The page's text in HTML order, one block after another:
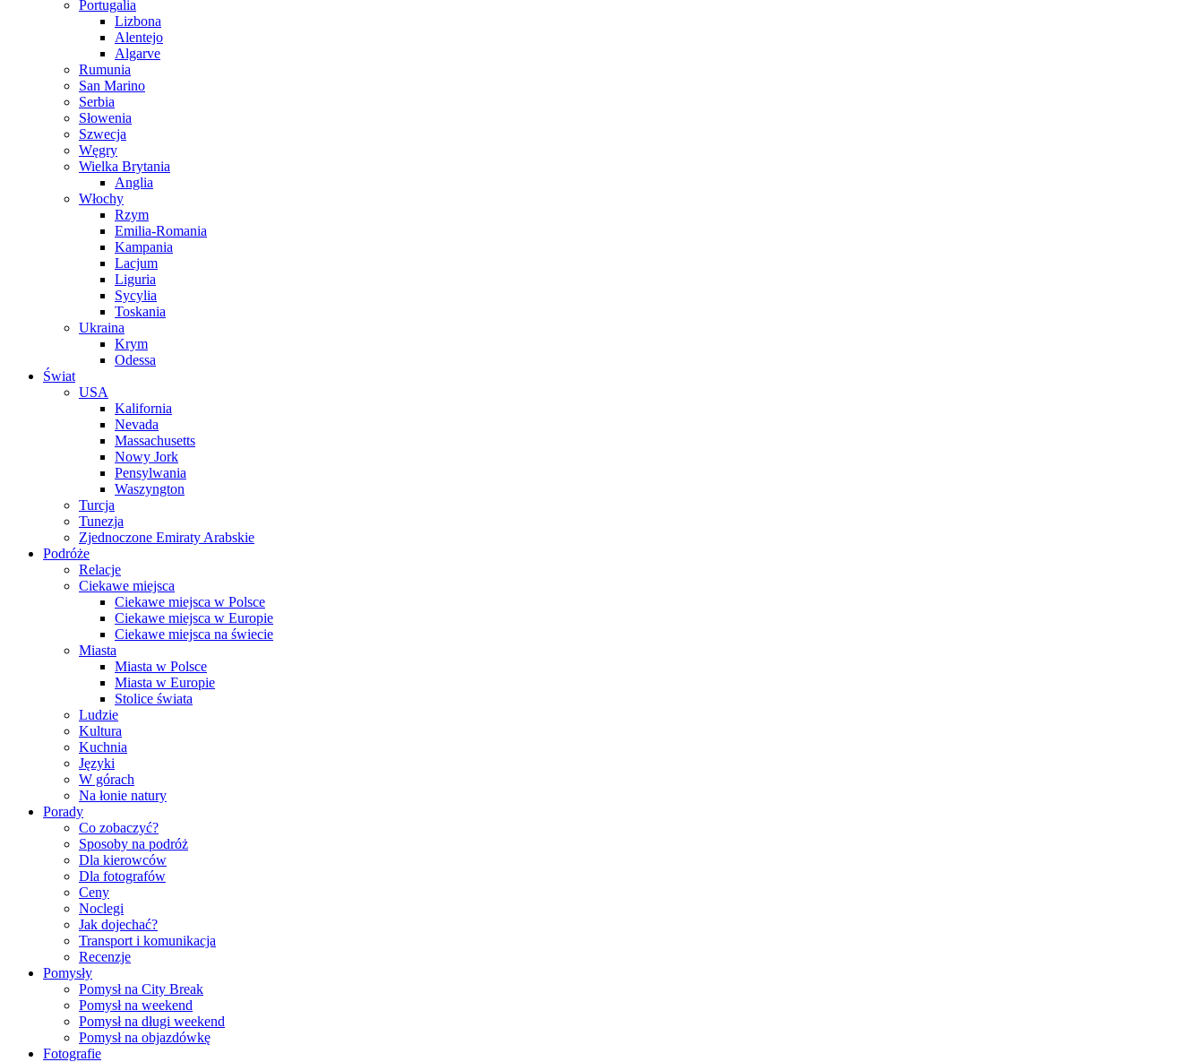
Portugalia
Lizbona
Alentejo
Algarve
Rumunia
San Marino
Serbia
Słowenia
Szwecja
Węgry
Wielka Brytania
Anglia
Włochy
Rzym
Emilia-Romania
Kampania
Lacjum
Liguria
Sycylia
Toskania
Ukraina
Krym
Odessa
Świat
USA
Kalifornia
Nevada
Massachusetts
Nowy Jork
Pensylwania
Waszyngton
Turcja
Tunezja
Zjednoczone Emiraty Arabskie
Podróże
Relacje
Ciekawe miejsca
Ciekawe miejsca w Polsce
Ciekawe miejsca w Europie
Ciekawe miejsca na świecie
Miasta
Miasta w Polsce
Miasta w Europie
Stolice świata
Ludzie
Kultura
Kuchnia
Języki
W górach
Na łonie natury
Porady
Co zobaczyć?
Sposoby na podróż
Dla kierowców
Dla fotografów
Ceny
Noclegi
Jak dojechać?
Transport i komunikacja
Recenzje
Pomysły
Pomysł na City Break
Pomysł na weekend
Pomysł na długi weekend
Pomysł na objazdówkę
Fotografie